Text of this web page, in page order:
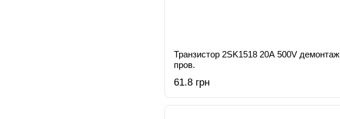
Транзистор 2SK1518 20A 500V демонтаж
пров.
61.8 грн